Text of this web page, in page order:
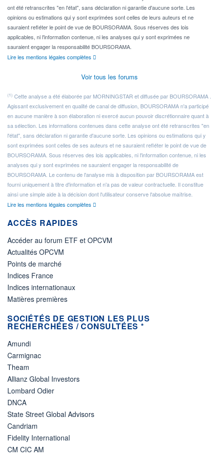
ont été retranscrites "en l'état", sans déclaration ni garantie d'aucune sorte. Les
opinions ou estimations qui y sont exprimées sont celles de leurs auteurs et ne
sauraient refléter le point de vue de BOURSORAMA. Sous réserves des lois
applicables, ni l'information contenue, ni les analyses qui y sont exprimées ne
sauraient engager la responsabilité BOURSORAMA.
Lire les mentions légales complètes
Voir tous les forums
(1) Cette analyse a été élaborée par MORNINGSTAR et diffusée par BOURSORAMA .
Agissant exclusivement en qualité de canal de diffusion, BOURSORAMA n'a participé
en aucune manière à son élaboration ni exercé aucun pouvoir discrétionnaire quant à
sa sélection. Les informations contenues dans cette analyse ont été retranscrites "en
l'état", sans déclaration ni garantie d'aucune sorte. Les opinions ou estimations qui y
sont exprimées sont celles de ses auteurs et ne sauraient refléter le point de vue de
BOURSORAMA. Sous réserves des lois applicables, ni l'information contenue, ni les
analyses qui y sont exprimées ne sauraient engager la responsabilité de
BOURSORAMA. Le contenu de l'analyse mis à disposition par BOURSORAMA est
fourni uniquement à titre d'information et n'a pas de valeur contractuelle. Il constitue
ainsi une simple aide à la décision dont l'utilisateur conserve l'absolue maîtrise.
Lire les mentions légales complètes
ACCÈS RAPIDES
Accéder au forum ETF et OPCVM
Actualités OPCVM
Points de marché
Indices France
Indices internationaux
Matières premières
SOCIÉTÉS DE GESTION LES PLUS
RECHERCHÉES / CONSULTÉES *
Amundi
Carmignac
Theam
Allianz Global Investors
Lombard Odier
DNCA
State Street Global Advisors
Candriam
Fidelity International
CM CIC AM